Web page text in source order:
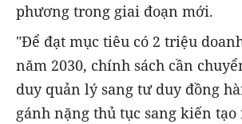
phương trong giai đoạn mới.
"Để đạt mục tiêu có 2 triệu
năm 2030, chính sách cần
duy quản lý sang tư duy đồng
gánh nặng thủ tục sang kiến